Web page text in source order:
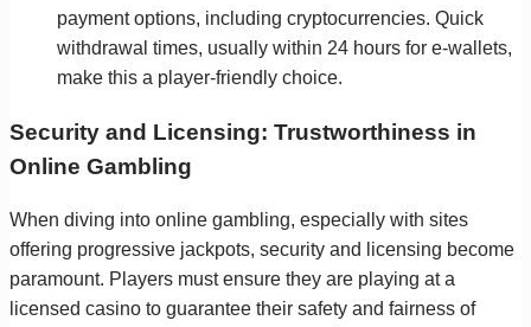
payment options, including cryptocurrencies. Quick
withdrawal times, usually within 24 hours for e-wallets,
make this a player-friendly choice.
Security and Licensing: Trustworthiness in
Online Gambling
When diving into online gambling, especially with sites
offering progressive jackpots, security and licensing become
paramount. Players must ensure they are playing at a
licensed casino to guarantee their safety and fairness of